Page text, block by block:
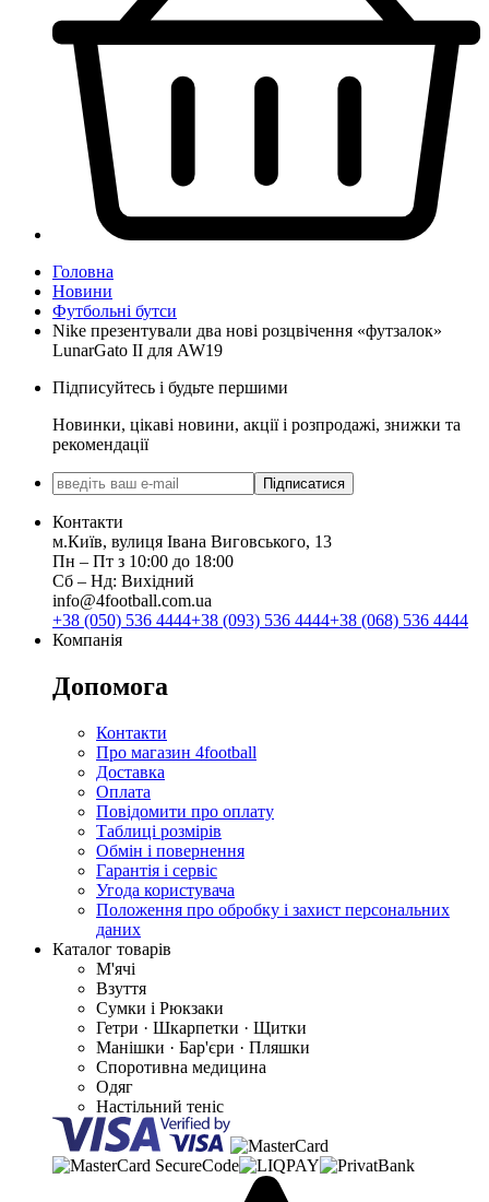
Головна
Новини
Футбольні бутси
Nike презентували два нові розцвічення «футзалок»
LunarGato II для AW19
Підписуйтесь і будьте першими
Новинки, цікаві новини, акції і розпродажі, знижки та
рекомендації
Підписатися
Контакти
м.Київ, вулиця Івана Виговського, 13
Пн ‒ Пт з 10:00 до 18:00
Сб ‒ Нд: Вихідний
info@4football.com.ua
+38 (050) 536 4444+38 (093) 536 4444+38 (068) 536 4444
Компанія
Допомога
Контакти
Про магазин 4football
Доставка
Оплата
Повідомити про оплату
Таблиці розмірів
Обмін і повернення
Гарантія і сервіс
Угода користувача
Положення про обробку і захист персональних
даних
Каталог товарів
М'ячі
Взуття
Сумки і Рюкзаки
Гетри · Шкарпетки · Щитки
Манішки · Бар'єри · Пляшки
Споротивна медицина
Одяг
Настільний теніс